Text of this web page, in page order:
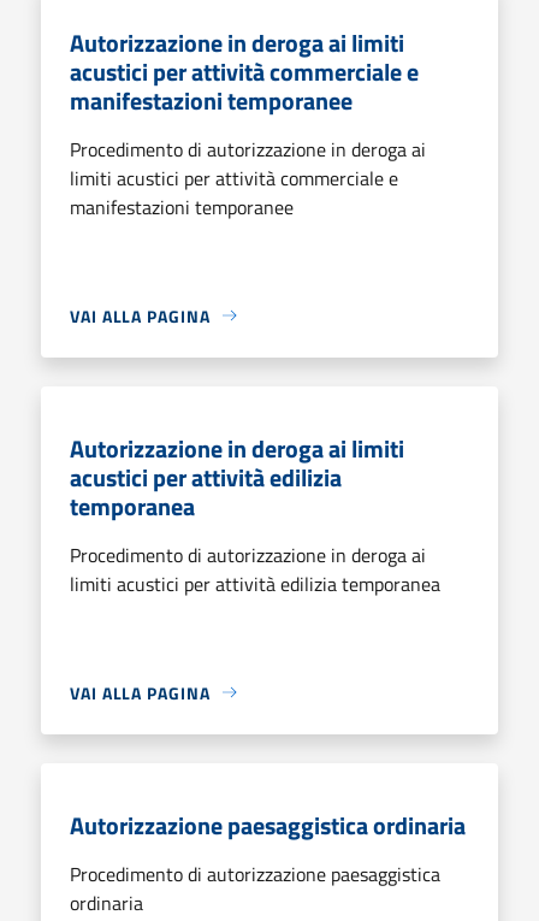
Autorizzazione in deroga ai limiti
acustici per attività commerciale e
manifestazioni temporanee
Procedimento di autorizzazione in deroga ai
limiti acustici per attività commerciale e
manifestazioni temporanee
VAI ALLA PAGINA
Autorizzazione in deroga ai limiti
acustici per attività edilizia
temporanea
Procedimento di autorizzazione in deroga ai
limiti acustici per attività edilizia temporanea
VAI ALLA PAGINA
Autorizzazione paesaggistica ordinaria
Procedimento di autorizzazione paesaggistica
ordinaria